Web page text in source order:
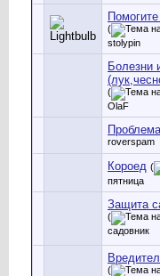
(
stolypin
Болезни
(
OlaF
roverspam
Короед (
пятница
Защита
(
садовник
(